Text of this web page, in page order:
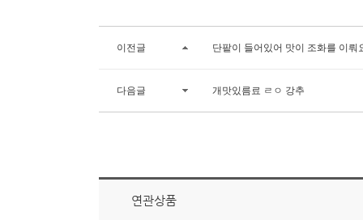
이전글 단팥이 들어있어 맛이 조화를 이뤄
다음글 개맛있름료 ㄹㅇ 강추
연관상품